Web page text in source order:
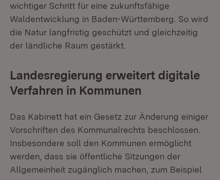
wichtiger Schritt für eine zukunftsfähige
Waldentwicklung in Baden-Württemberg. So wird
die Natur langfristig geschützt und gleichzeitig
der ländliche Raum gestärkt.
Landesregierung erweitert digitale
Verfahren in Kommunen
Das Kabinett hat ein Gesetz zur Änderung einiger
Vorschriften des Kommunalrechts beschlossen.
Insbesondere soll den Kommunen ermöglicht
werden, dass sie öffentliche Sitzungen der
Allgemeinheit zugänglich machen, zum Beispiel